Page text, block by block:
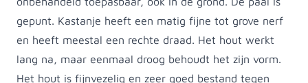
gepunt. Kastanje heeft een matig fijne tot grove nerf
en heeft meestal een rechte draad. Het hout werkt
lang na, maar eenmaal droog behoudt het zijn vorm.
Het hout is fijnvezelig en zeer goed bestand tegen